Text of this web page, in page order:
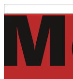
Inhalt
springen